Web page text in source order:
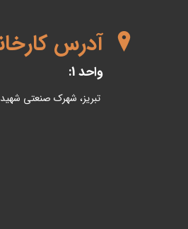
آدرس
واحد 1:
تبریز، شهرک صنعتی شهید